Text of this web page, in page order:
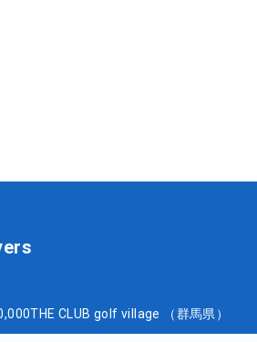
THE CLUB golf village （群馬県）